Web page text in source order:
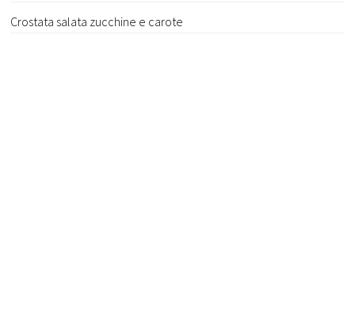
Crostata salata zucchine e carote